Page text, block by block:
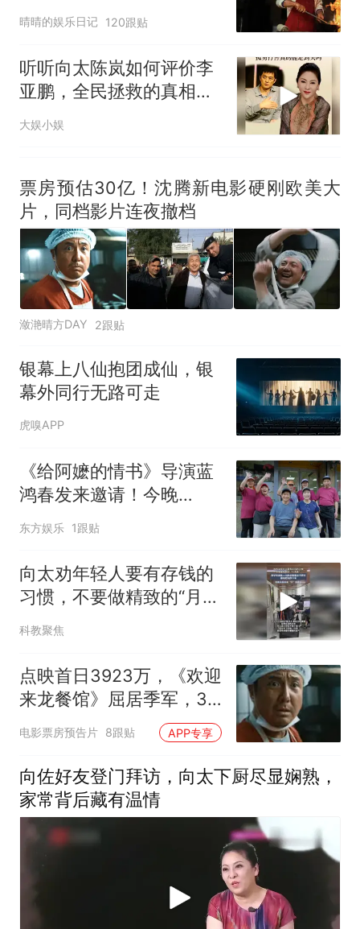
电影能冲30亿票房
晴晴的娱乐日记 120跟贴
听听向太陈岚如何评价李
亚鹏，全民拯救的真相
是？
大娱小娱
票房预估30亿！沈腾新电影硬刚欧美大
片，同档影片连夜撤档
潋滟晴方DAY 2跟贴
银幕上八仙抱团成仙，银
幕外同行无路可走
虎嗅APP
《给阿嬷的情书》导演蓝
鸿春发来邀请！今晚
22:35东方卫视《四海潮
味》烟火继续
东方娱乐 1跟贴
向太劝年轻人要有存钱的
习惯，不要做精致的“月光
族”
科教聚焦
点映首日3923万，《欢迎
来龙餐馆》屈居季军，35
亿预测票房泡汤了
电影票房预告片 8跟贴 APP专享
向佐好友登门拜访，向太下厨尽显娴熟，
家常背后藏有温情